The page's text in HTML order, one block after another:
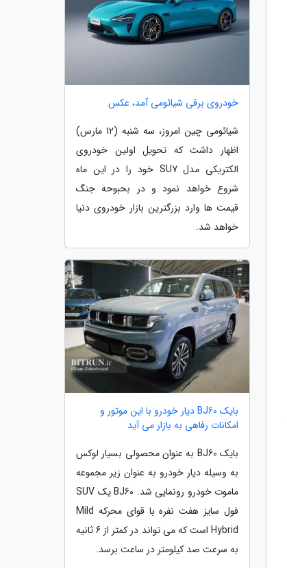
خودروی برقی شیائومی آمد، عکس
شیائومی چین امروز، سه شنبه (12 مارس)
اظهار داشت که تحویل اولین خودروی
الکتریکی مدل SU7 خود را در این ماه
شروع خواهد نمود و در بحبوحه جنگ
قیمت ها وارد بزرگترین بازار خودروی دنیا
خواهد شد.
بایک BJ60 دیار خودرو با این موتور و
امکانات رفاهی به بازار می آید
بایک BJ60 به عنوان محصولی بسیار لوکس
به وسیله دیار خودرو به عنوان زیر مجموعه
ماموت خودرو رونمایی شد. BJ60 یک SUV
فول سایز هفت نفره با قوای محرکه Mild
Hybrid است که می تواند در کمتر از 6 ثانیه
به سرعت صد کیلومتر در ساعت برسد.